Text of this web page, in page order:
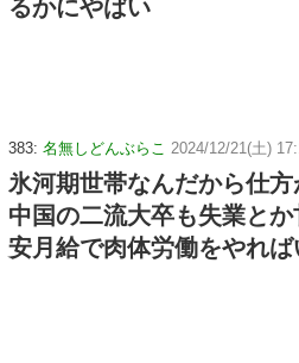
るかにやばい
383: 名無しどんぶらこ 2024/12/21(土)
氷河期世帯なんだから仕方
中国の二流大卒も失業と
安月給で肉体労働をやれば